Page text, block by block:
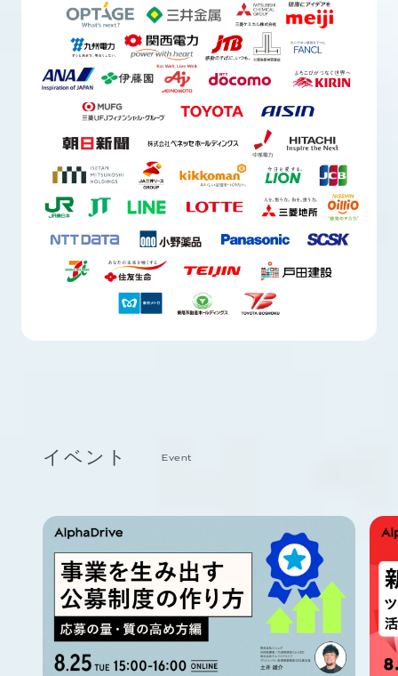
イベント Event